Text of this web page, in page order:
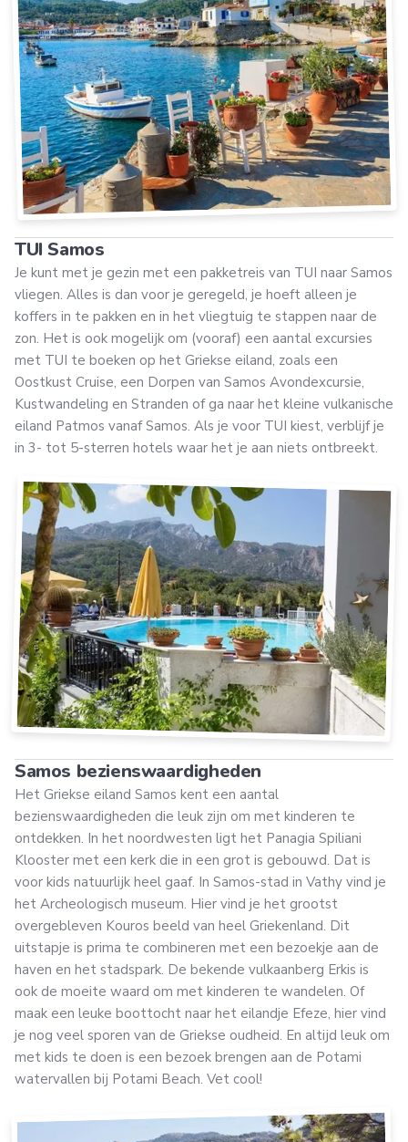
TUI Samos
Je kunt met je gezin met een pakketreis van TUI naar Samos
vliegen. Alles is dan voor je geregeld, je hoeft alleen je
koffers in te pakken en in het vliegtuig te stappen naar de
zon. Het is ook mogelijk om (vooraf) een aantal excursies
met TUI te boeken op het Griekse eiland, zoals een
Oostkust Cruise, een Dorpen van Samos Avondexcursie,
Kustwandeling en Stranden of ga naar het kleine vulkanische
eiland Patmos vanaf Samos. Als je voor TUI kiest, verblijf je
in 3- tot 5-sterren hotels waar het je aan niets ontbreekt.
Samos bezienswaardigheden
Het Griekse eiland Samos kent een aantal
bezienswaardigheden die leuk zijn om met kinderen te
ontdekken. In het noordwesten ligt het Panagia Spiliani
Klooster met een kerk die in een grot is gebouwd. Dat is
voor kids natuurlijk heel gaaf. In Samos-stad in Vathy vind je
het Archeologisch museum. Hier vind je het grootst
overgebleven Kouros beeld van heel Griekenland. Dit
uitstapje is prima te combineren met een bezoekje aan de
haven en het stadspark. De bekende vulkaanberg Erkis is
ook de moeite waard om met kinderen te wandelen. Of
maak een leuke boottocht naar het eilandje Efeze, hier vind
je nog veel sporen van de Griekse oudheid. En altijd leuk om
met kids te doen is een bezoek brengen aan de Potami
watervallen bij Potami Beach. Vet cool!